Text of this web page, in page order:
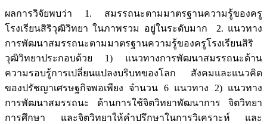
ผลการวิจัยพบว่า 1. สมรรถนะตามมาตรฐานความรู้ของครู
โรงเรียนสิริวุฒิวิทยา ในภาพรวม อยู่ในระดับมาก 2. แนวทาง
การพัฒนาสมรรถนะตามมาตรฐานความรู้ของครูโรงเรียนสิริ
วุฒิวิทยาประกอบด้วย 1) แนวทางการพัฒนาสมรรถนะด้าน
ความรอบรู้การเปลี่ยนแปลงบริบทของโลก สังคมและแนวคิด
ของปรัชญาเศรษฐกิจพอเพียง จำนวน 6 แนวทาง 2) แนวทาง
การพัฒนาสมรรถนะ ด้านการใช้จิตวิทยาพัฒนาการ จิตวิทยา
การศึกษา และจิตวิทยาให้คำปรึกษาในการวิเคราะห์ และ